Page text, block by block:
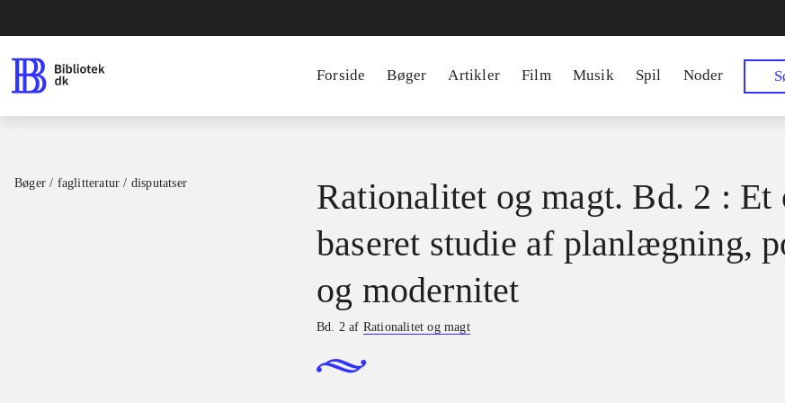
Forside Bøger Artikler Film Musik Spil Noder
Bøger / faglitteratur / disputatser
Rationalitet og magt. Bd. 2 : Et
baseret studie af planlægning,
og modernitet
Bd. 2 af Rationalitet og magt